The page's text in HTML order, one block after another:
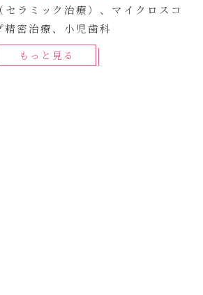
ラミック治療）、マイクロスコ
精密治療、小児歯科
もっと見る